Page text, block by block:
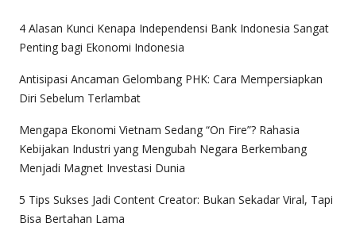
4 Alasan Kunci Kenapa Independensi Bank Indonesia Sangat
Penting bagi Ekonomi Indonesia
Antisipasi Ancaman Gelombang PHK: Cara Mempersiapkan
Diri Sebelum Terlambat
Mengapa Ekonomi Vietnam Sedang “On Fire”? Rahasia
Kebijakan Industri yang Mengubah Negara Berkembang
Menjadi Magnet Investasi Dunia
5 Tips Sukses Jadi Content Creator: Bukan Sekadar Viral, Tapi
Bisa Bertahan Lama